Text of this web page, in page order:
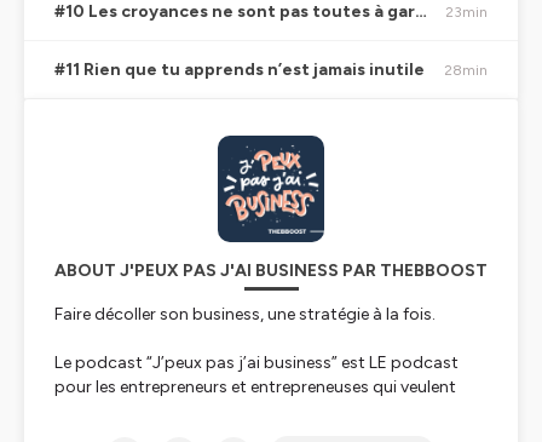
#10 Les croyances ne sont pas toutes à garder 23min
#11 Rien que tu apprends n’est jamais inutile 28min
ABOUT J'PEUX PAS J'AI BUSINESS PAR THEBBOOST
Faire décoller son business, une stratégie à la fois.
Le podcast “J’peux pas j’ai business” est LE podcast
pour les entrepreneurs et entrepreneuses qui veulent